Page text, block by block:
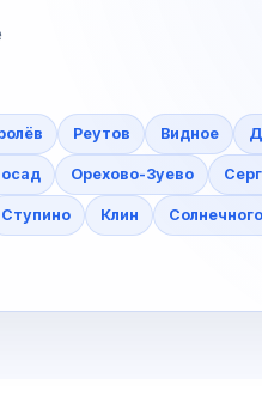
Реутов Видное
Орехово-Зуево
Ступино Клин